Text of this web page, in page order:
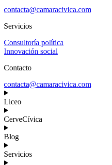
contacta@camaracivica.com
Servicios
Consultoría política
Innovación social
Contacto
contacta@camaracivica.com
Liceo
CerveCívica
Blog
Servicios